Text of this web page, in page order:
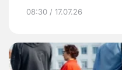
08:30 / 17.07.26